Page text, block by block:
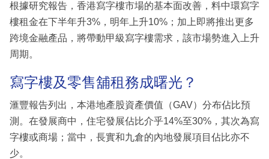
根據研究報告，香港寫字樓市場的基本面改善，料中環寫字
樓租金在下半年升3%，明年上升10%；加上即將推出更多
跨境金融產品，將帶動甲級寫字樓需求，該市場勢進入上升
周期。
寫字樓及零售舖租務成曙光？
滙豐報告列出，本港地產股資產價值（GAV）分布佔比預
測。在發展商中，住宅發展佔比介乎14%至30%，其次為寫
字樓或商場；當中，長實和九倉的內地發展項目佔比亦不
少。